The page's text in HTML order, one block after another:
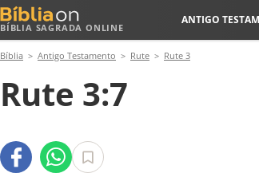
BÍBLIA SAGRADA ONLINE
ANTIGO
Bíblia Antigo Testamento Rute Rute 3
Rute 3:7